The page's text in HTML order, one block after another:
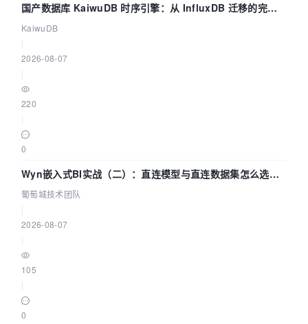
国产数据库 KaiwuDB 时序引擎：从 InfluxDB 迁移的完整
技术路径
KaiwuDB
2026-08-07
220
0
Wyn嵌入式BI实战（二）：直连模型与直连数据集怎么选，
参数为什么不生效？| 葡萄城技术团队
葡萄城技术团队
2026-08-07
105
0